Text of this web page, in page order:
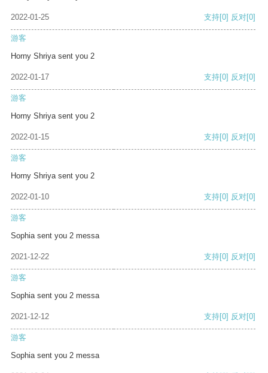
2022-01-25 支持[0] 反对[0]
游客
Horny Shriya sent you 2
2022-01-17 支持[0] 反对[0]
游客
Horny Shriya sent you 2
2022-01-15 支持[0] 反对[0]
游客
Horny Shriya sent you 2
2022-01-10 支持[0] 反对[0]
游客
Sophia sent you 2 messa
2021-12-22 支持[0] 反对[0]
游客
Sophia sent you 2 messa
2021-12-12 支持[0] 反对[0]
游客
Sophia sent you 2 messa